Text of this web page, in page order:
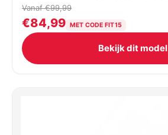
Vanaf €99,99
€84,99 MET CODE FIT15
Bekijk dit model